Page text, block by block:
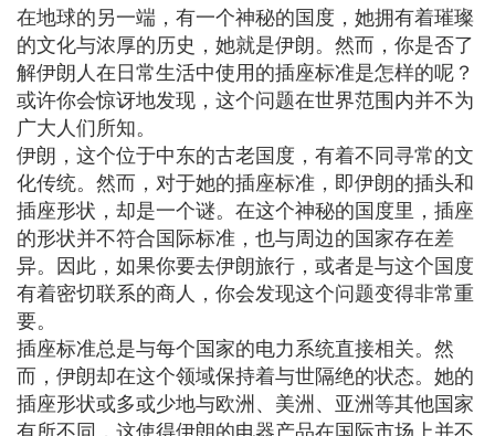
在地球的另一端，有一个神秘的国度，她拥有着璀璨
的文化与浓厚的历史，她就是伊朗。然而，你是否了
解伊朗人在日常生活中使用的插座标准是怎样的呢？
或许你会惊讶地发现，这个问题在世界范围内并不为
广大人们所知。
伊朗，这个位于中东的古老国度，有着不同寻常的文
化传统。然而，对于她的插座标准，即伊朗的插头和
插座形状，却是一个谜。在这个神秘的国度里，插座
的形状并不符合国际标准，也与周边的国家存在差
异。因此，如果你要去伊朗旅行，或者是与这个国度
有着密切联系的商人，你会发现这个问题变得非常重
要。
插座标准总是与每个国家的电力系统直接相关。然
而，伊朗却在这个领域保持着与世隔绝的状态。她的
插座形状或多或少地与欧洲、美洲、亚洲等其他国家
有所不同，这使得伊朗的电器产品在国际市场上并不